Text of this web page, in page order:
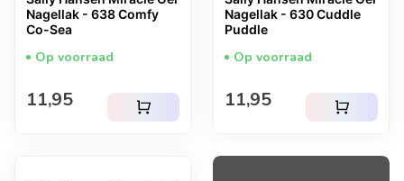
Nagellak - 638 Comfy
Co-Sea
Op voorraad
Normale prijs
11,95 shopping_cart
Nagellak - 630 Cuddle
Puddle
Op voorraad
Normale prijs
11,95 shopping_cart